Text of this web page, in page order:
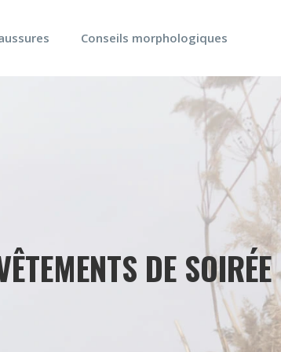
Conseils morphologiques
DE SOIRÉE